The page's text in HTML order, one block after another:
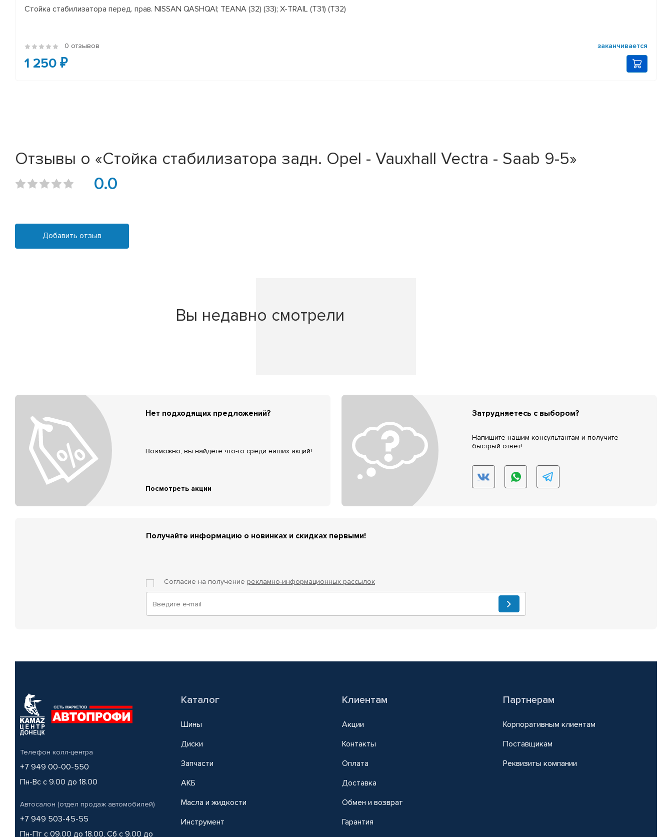
Стойка стабилизатора перед. прав. NISSAN QASHQAI; TEANA (32) (33); X-TRAIL (T31) (T32)
0 отзывов заканчивается
1 250 ₽
Отзывы о «Стойка стабилизатора задн. Opel - Vauxhall Vectra - Saab 9-5»
0.0
Добавить отзыв
Вы недавно смотрели
Нет подходящих предложений?
Возможно, вы найдёте что-то среди наших акций!
Посмотреть акции
Затрудняетесь с выбором?
Напишите нашим консультантам и получите
быстрый ответ!
Получайте информацию о новинках и скидках первыми!
Согласие на получение рекламно-информационных рассылок
Телефон колл-центра
+7 949 00-00-550
Пн-Вс с 9.00 до 18.00
Автосалон (отдел продаж автомобилей)
+7 949 503-45-55
Пн-Пт с 09.00 до 18.00, Сб с 9.00 до
Каталог
Шины
Диски
Запчасти
АКБ
Масла и жидкости
Инструмент
Клиентам
Акции
Контакты
Оплата
Доставка
Обмен и возврат
Гарантия
Партнерам
Корпоративным клиентам
Поставщикам
Реквизиты компании